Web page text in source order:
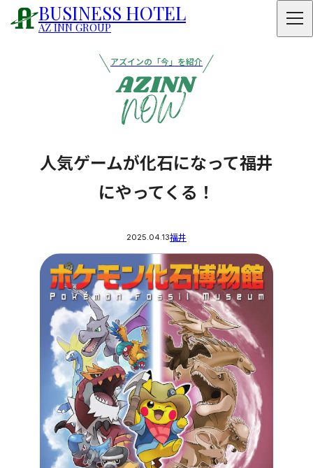
BUSINESS HOTEL
AZ INN GROUP
アズインの「今」を紹介
人気ゲームが化石になって福井
にやってくる！
2025.04.13福井